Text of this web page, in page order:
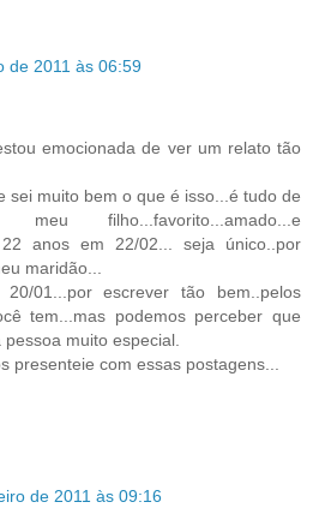
de 2011 às 06:59
emocionada de ver um relato tão
sei muito bem o que é isso...é tudo de
meu filho...favorito...amado...e
anos em 22/02... seja único..por
maridão...
01...por escrever tão bem..pelos
tem...mas podemos perceber que
muito especial.
presenteie com essas postagens...
de 2011 às 09:16